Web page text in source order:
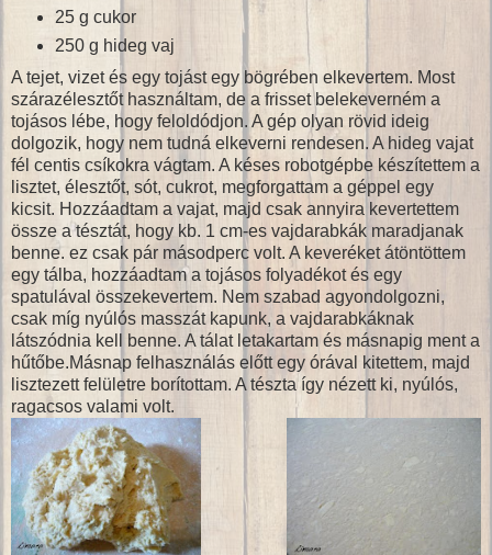
25 g cukor
250 g hideg vaj
A tejet, vizet és egy tojást egy bögrében elkevertem. Most
szárazélesztőt használtam, de a frisset belekeverném a
tojásos lébe, hogy feloldódjon. A gép olyan rövid ideig
dolgozik, hogy nem tudná elkeverni rendesen. A hideg vajat
fél centis csíkokra vágtam. A késes robotgépbe készítettem a
lisztet, élesztőt, sót, cukrot, megforgattam a géppel egy
kicsit. Hozzáadtam a vajat, majd csak annyira kevertettem
össze a tésztát, hogy kb. 1 cm-es vajdarabkák maradjanak
benne. ez csak pár másodperc volt. A keveréket átöntöttem
egy tálba, hozzáadtam a tojásos folyadékot és egy
spatulával összekevertem. Nem szabad agyondolgozni,
csak míg nyúlós masszát kapunk, a vajdarabkáknak
látszódnia kell benne. A tálat letakartam és másnapig ment a
hűtőbe.Másnap felhasználás előtt egy órával kitettem, majd
lisztezett felületre borítottam. A tészta így nézett ki, nyúlós,
ragacsos valami volt.